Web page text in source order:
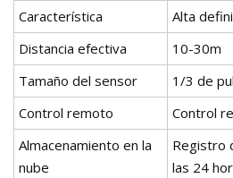
Característica
Alta
Distancia efectiva
10-30m
Tamaño del sensor
1/3 de
Control remoto
Control
Almacenamiento en la
nube
Registro
las 24